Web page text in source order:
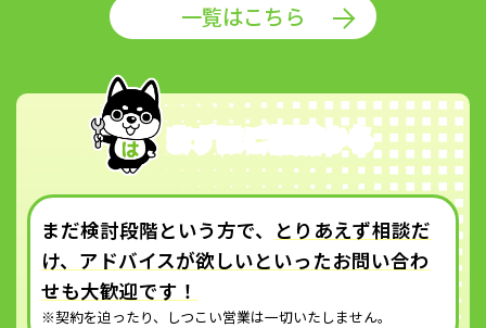
一覧はこちら
まずはご相談から
まだ検討段階という方で、 とりあえず相談だ
け、アドバイスが欲しいといったお問い合わ
せも大歓迎です！
※契約を迫ったり、しつこい営業は一切いたしません。